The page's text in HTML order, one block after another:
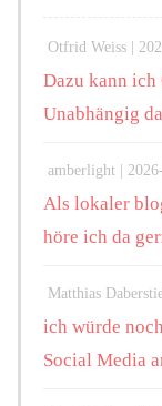
Otfrid Weiss |
Dazu kann
Unabhängig
amberlight |
Als lokaler
höre ich da
Matthias
ich würde
Social Media